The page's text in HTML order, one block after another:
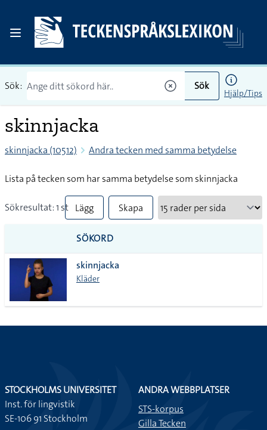
Sök: Sök
Hjälp/Tips
skinnjacka
skinnjacka (10512) Andra tecken med samma betydelse
Lista på tecken som har samma betydelse som skinnjacka
Sökresultat: 1 st Lägg
till
alla i
lista
Skapa
SÖKORD
skinnjacka
Kläder
STOCKHOLMS UNIVERSITET
Inst. för lingvistik
SE-106 91 Stockholm
ANDRA WEBBPLATSER
STS-korpus
Gilla Tecken